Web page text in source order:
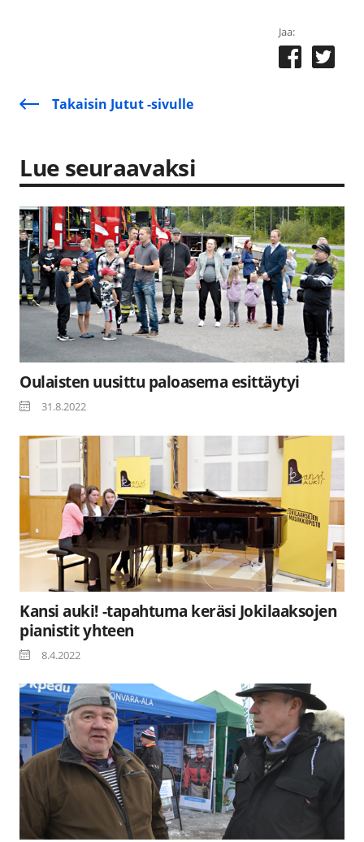
Jaa:
Takaisin Jutut -sivulle
Lue seuraavaksi
Oulaisten uusittu paloasema esittäytyi
31.8.2022
Kansi auki! -tapahtuma keräsi Jokilaaksojen
pianistit yhteen
8.4.2022